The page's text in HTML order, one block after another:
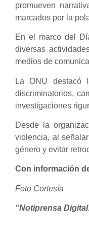
promueven
marcados por la
En el marco del
diversas
medios de
La ONU destacó
discriminatorios,
investigaciones
Desde la
violencia, al
género y evitar
Con información
Foto Cortesía
“Notiprensa